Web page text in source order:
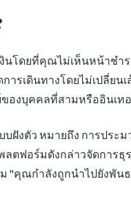
โดยที่คุณไม่เห็นหน้าชำร
การเดินทางโดยไม่เปลี่ย
องบุคคลที่สามหรืออินเท
ฝังตัว หมายถึง การประ
ตฟอร์มดังกล่าวจัดการธุ
"คุณกำลังถูกนำไปยังพัน